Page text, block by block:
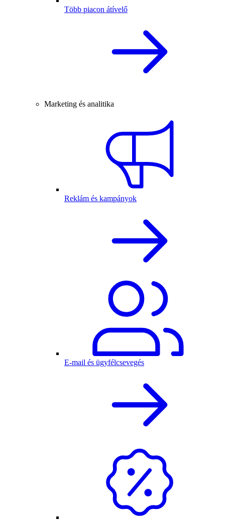
Több piacon átívelő
Marketing és analitika
Reklám és kampányok
E-mail és ügyfélcsevegés